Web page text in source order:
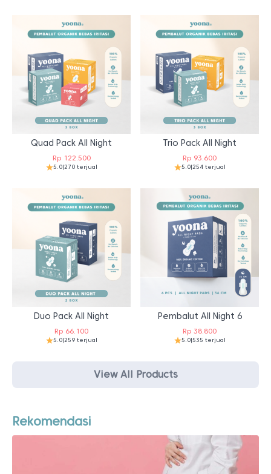
Quad Pack All Night
Rp122.500
5.0|270 terjual
Trio Pack All Night
Rp 93.600
5.0|254 terjual
Duo Pack All Night
Rp 66.100
5.0|259 terjual
Pembalut All Night 6
Rp 38.800
5.0|535 terjual
View All Products
Rekomendasi